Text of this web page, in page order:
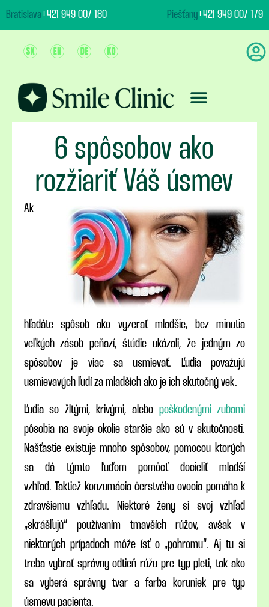
content
Bratislava+421 949 007 180 Piešťany+421 949 007 179
6 spôsobov ako
rozžiariť Váš úsmev
Ak
hľadáte spôsob ako vyzerať mladšie, bez minutia
veľkých zásob peňazí, štúdie ukázali, že jedným zo
spôsobov je viac sa usmievať. Ľudia považujú
usmievavých ľudí za mladších ako je ich skutočný vek.
Ľudia so žltými, krivými, alebo poškodenými zubami
pôsobia na svoje okolie staršie ako sú v skutočnosti.
Našťastie existuje mnoho spôsobov, pomocou ktorých
sa dá týmto ľuďom pomôcť docieliť mladší
vzhľad. Taktiež konzumácia čerstvého ovocia pomáha k
zdravšiemu vzhľadu. Niektoré ženy si svoj vzhľad
„skrášľujú“ používaním tmavších rúžov, avšak v
niektorých prípadoch môže ísť o „pohromu“. Aj tu si
treba vybrať správny odtieň rúžu pre typ pleti, tak ako
sa vyberá správny tvar a farba koruniek pre typ
úsmevu pacienta.